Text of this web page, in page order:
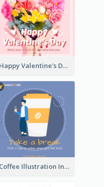
Happy Valentine's Day Instagram Post With Photo
Coffee Illustration Instagram Post